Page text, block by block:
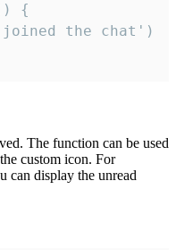
{
The function can be used
custom icon. For
can display the unread